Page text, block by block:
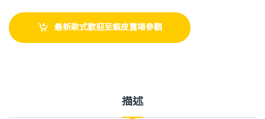
o
k
k
最新款式歡迎至蝦皮賣場參觀
描述